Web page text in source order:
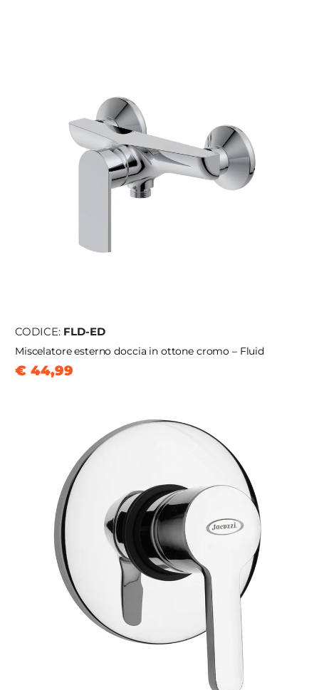
CODICE: FLD-ED
Miscelatore esterno doccia in ottone cromo – Fluid
€ 44,99